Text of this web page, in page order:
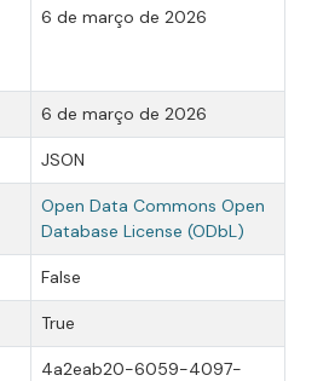
6 de março de 2026
6 de março de 2026
JSON
Open Data Commons Open
Database License (ODbL)
False
True
4a2eab20-6059-4097-